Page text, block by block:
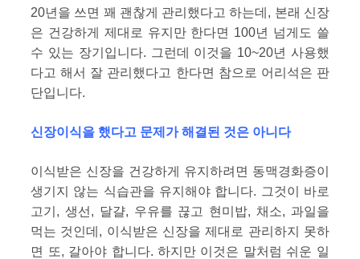
20년을 쓰면 꽤 괜찮게 관리했다고 하는데, 본래 신장
은 건강하게 제대로 유지만 한다면 100년 넘게도 쓸
수 있는 장기입니다. 그런데 이것을 10~20년 사용했
다고 해서 잘 관리했다고 한다면 참으로 어리석은 판
단입니다.
신장이식을 했다고 문제가 해결된 것은 아니다
이식받은 신장을 건강하게 유지하려면 동맥경화증이
생기지 않는 식습관을 유지해야 합니다. 그것이 바로
고기, 생선, 달걀, 우유를 끊고 현미밥, 채소, 과일을
먹는 것인데, 이식받은 신장을 제대로 관리하지 못하
면 또, 갈아야 합니다. 하지만 이것은 말처럼 쉬운 일